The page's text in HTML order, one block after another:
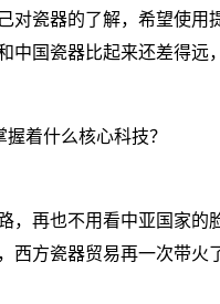
对瓷器的了解，希望使
中国瓷器比起来还差得
再也不用看中亚国家的
方瓷器贸易再一次带火